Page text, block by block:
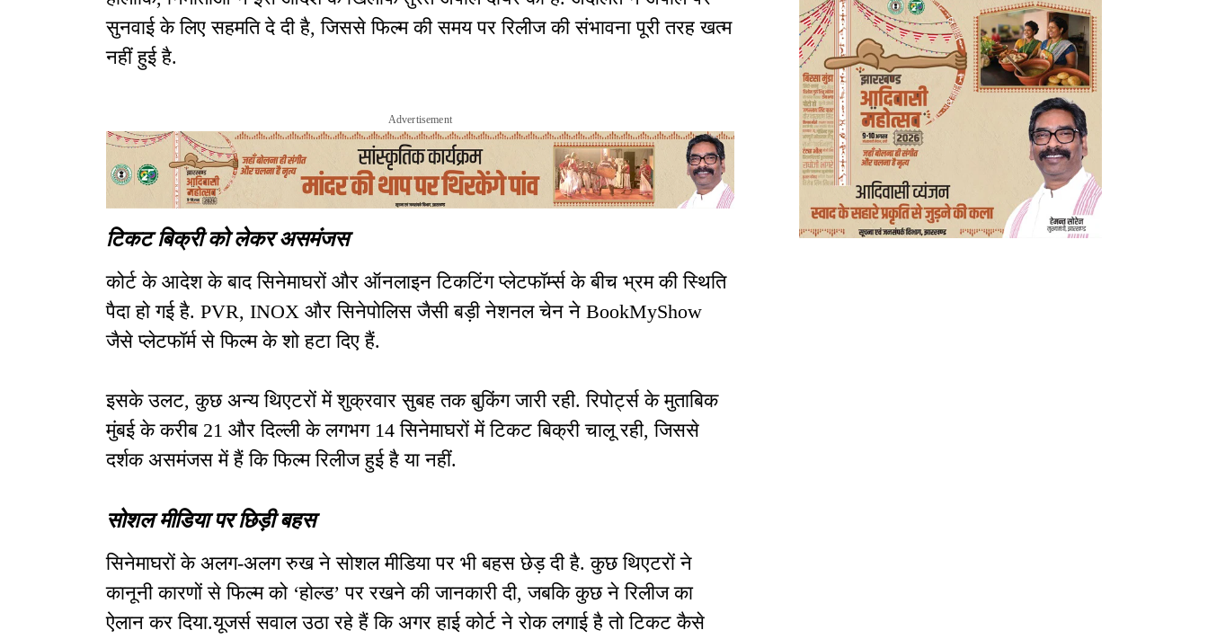
सुनवाई के लिए सहमति दे दी है, जिससे फिल्म की समय पर रिलीज की संभावना पूरी तरह खत्म
नहीं हुई है.
Advertisement
टिकट बिक्री को लेकर असमंजस
कोर्ट के आदेश के बाद सिनेमाघरों और ऑनलाइन टिकटिंग प्लेटफॉर्म्स के बीच भ्रम की स्थिति
पैदा हो गई है. PVR, INOX और सिनेपोलिस जैसी बड़ी नेशनल चेन ने BookMyShow
जैसे प्लेटफॉर्म से फिल्म के शो हटा दिए हैं.
इसके उलट, कुछ अन्य थिएटरों में शुक्रवार सुबह तक बुकिंग जारी रही. रिपोर्ट्स के मुताबिक
मुंबई के करीब 21 और दिल्ली के लगभग 14 सिनेमाघरों में टिकट बिक्री चालू रही, जिससे
दर्शक असमंजस में हैं कि फिल्म रिलीज हुई है या नहीं.
सोशल मीडिया पर छिड़ी बहस
सिनेमाघरों के अलग-अलग रुख ने सोशल मीडिया पर भी बहस छेड़ दी है. कुछ थिएटरों ने
कानूनी कारणों से फिल्म को ‘होल्ड’ पर रखने की जानकारी दी, जबकि कुछ ने रिलीज का
ऐलान कर दिया.यूजर्स सवाल उठा रहे हैं कि अगर हाई कोर्ट ने रोक लगाई है तो टिकट कैसे